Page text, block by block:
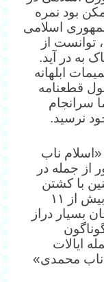
بود نمره
اسلامی
توانست از
به در آید.
ابلهانه
قطعنامه
سرانجام
نرسید.
ناب
به بیش از ۳۰ کشور از جمله در
با کشتن
بیش از ۱۰۰ تن از مخالفان خود در بیش از ۱۱
بسیار دراز
جمله ایالات
ناب محمدی»